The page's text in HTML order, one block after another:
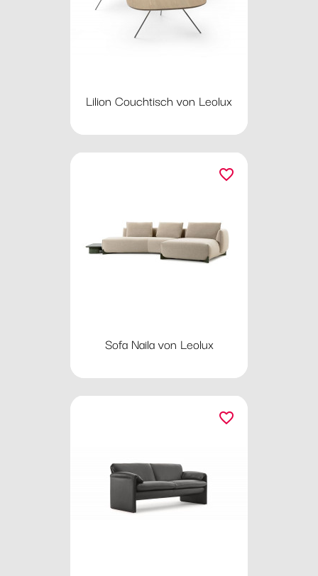
Lilion Couchtisch von Leolux
Sofa Naila von Leolux
favorite_border
favorite_border